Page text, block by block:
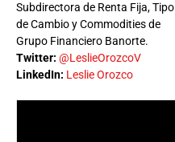
Subdirectora de Renta Fija, Tipo
de Cambio y Commodities de
Grupo Financiero Banorte.
Twitter: @LeslieOrozcoV
LinkedIn: Leslie Orozco